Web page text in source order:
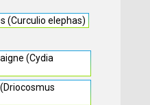
(Curculio elephas)
(Cydia